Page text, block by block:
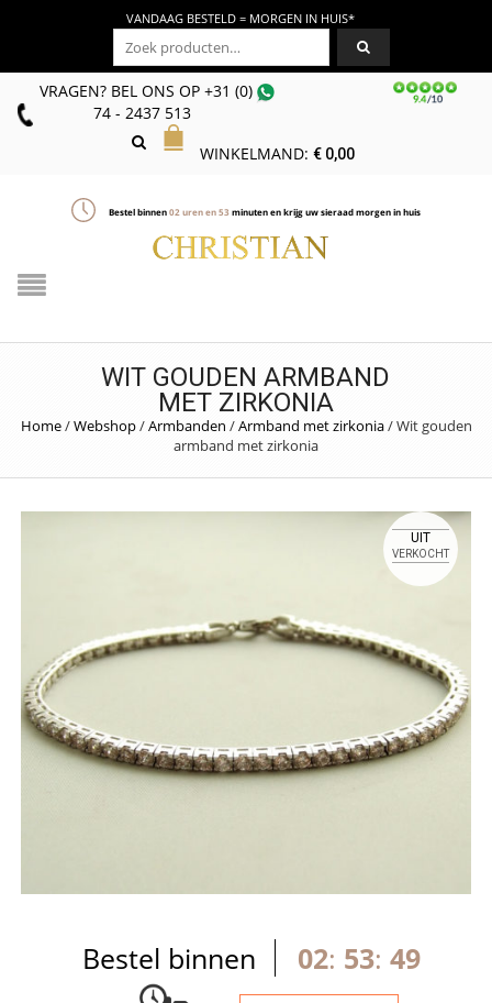
VANDAAG BESTELD = MORGEN IN HUIS*
Zoeken naar:
VRAGEN? BEL ONS OP+31 (0)
74 - 2437 513
WINKELMAND: €0,00
Bestel binnen02 uren en53minuten en krijg uw sieraad morgen in huis
WIT GOUDEN ARMBAND
MET ZIRKONIA
Home/Webshop/Armbanden /Armband met zirkonia/Wit gouden
armband met zirkonia
UIT
VERKOCHT
Bestel binnen 02: 53: 49